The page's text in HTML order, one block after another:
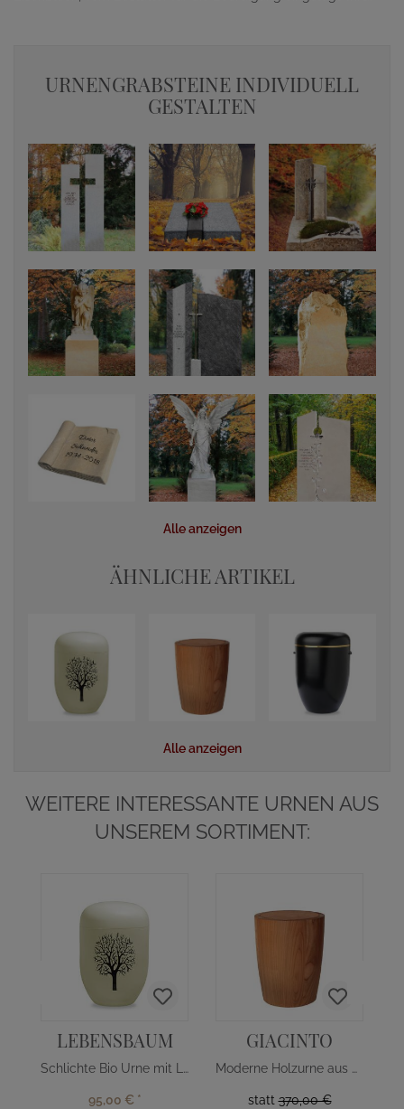
URNENGRABSTEINE INDIVIDUELL
GESTALTEN
Alle anzeigen
ÄHNLICHE ARTIKEL
Alle anzeigen
WEITERE INTERESSANTE URNEN AUS
UNSEREM SORTIMENT:
LEBENSBAUM
Schlichte Bio Urne mit Lebensbaum
95,00 € *
GIACINTO
Moderne Holzurne aus Kirschbaum
statt370,00 €